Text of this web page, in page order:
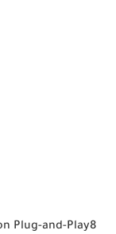
Plug-and-Play8